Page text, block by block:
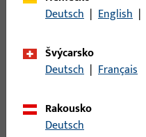
Deutsch | English |
Švýcarsko
Deutsch | Français
Rakousko
Deutsch